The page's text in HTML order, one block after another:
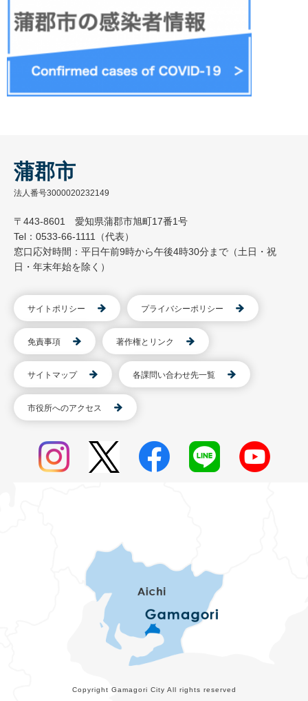
蒲郡市
法人番号3000020232149
〒443-8601 愛知県蒲郡市旭町17番1号
Tel：0533-66-1111（代表）
窓口応対時間：平日午前9時から午後4時30分まで（土日・祝
日・年末年始を除く）
サイトポリシー プライバシーポリシー
免責事項 著作権とリンク
サイトマップ 各課問い合わせ先一覧
市役所へのアクセス
Copyright Gamagori City All rights reserved